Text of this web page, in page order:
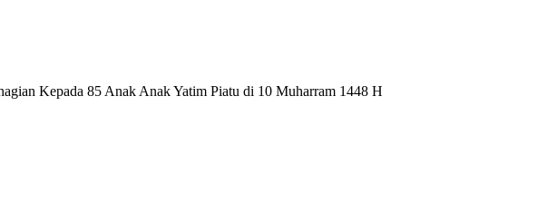
Kepada 85 Anak Anak Yatim Piatu di 10 Muharram 1448 H